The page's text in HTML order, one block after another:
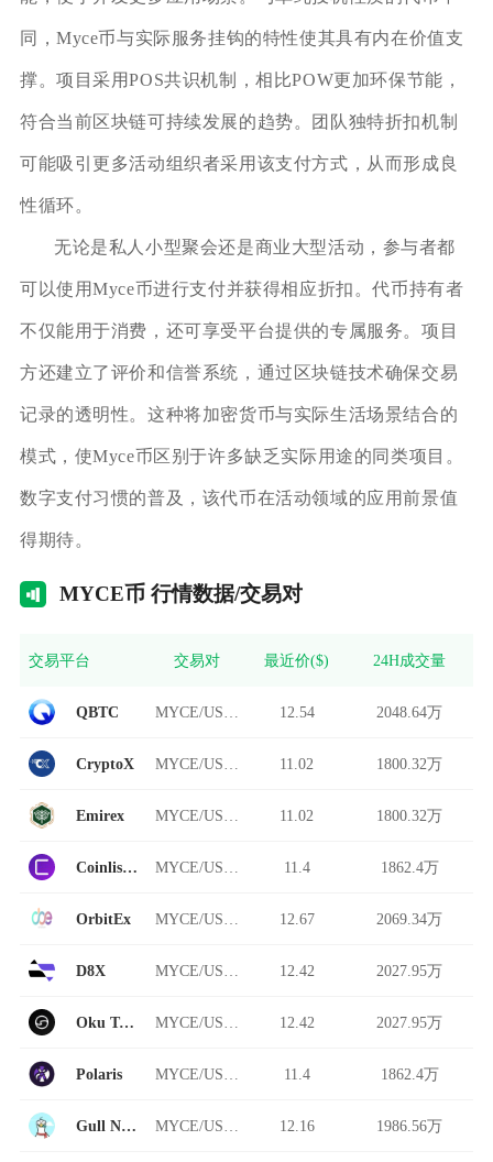
同，Myce币与实际服务挂钩的特性使其具有内在价值支
撑。项目采用POS共识机制，相比POW更加环保节能，
符合当前区块链可持续发展的趋势。团队独特折扣机制
可能吸引更多活动组织者采用该支付方式，从而形成良
性循环。
无论是私人小型聚会还是商业大型活动，参与者都
可以使用Myce币进行支付并获得相应折扣。代币持有者
不仅能用于消费，还可享受平台提供的专属服务。项目
方还建立了评价和信誉系统，通过区块链技术确保交易
记录的透明性。这种将加密货币与实际生活场景结合的
模式，使Myce币区别于许多缺乏实际用途的同类项目。
数字支付习惯的普及，该代币在活动领域的应用前景值
得期待。
MYCE币 行情数据/交易对
交易平台 交易对 最近价($) 24H成交量
QBTC 12.54 2048.64万
CryptoX 11.02 1800.32万
Emirex 11.02 1800.32万
Coinlist Pro 11.4 1862.4万
OrbitEx 12.67 2069.34万
D8X 12.42 2027.95万
Oku Trade 12.42 2027.95万
Polaris 11.4 1862.4万
Gull Network 12.16 1986.56万